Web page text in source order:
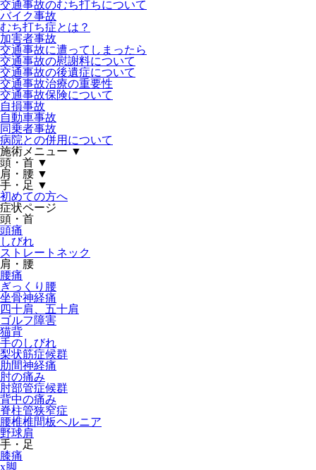
交通事故のむち打ちについて
バイク事故
むち打ち症とは？
加害者事故
交通事故に遭ってしまったら
交通事故の慰謝料について
交通事故の後遺症について
交通事故治療の重要性
交通事故保険について
自損事故
自動車事故
同乗者事故
病院との併用について
施術メニュー ▼
頭・首 ▼
肩・腰 ▼
手・足 ▼
初めての方へ
症状ページ
頭・首
頭痛
しびれ
ストレートネック
肩・腰
腰痛
ぎっくり腰
坐骨神経痛
四十肩、五十肩
ゴルフ障害
猫背
手のしびれ
梨状筋症候群
肋間神経痛
肘の痛み
肘部管症候群
背中の痛み
脊柱管狭窄症
腰椎椎間板ヘルニア
野球肩
手・足
膝痛
x脚